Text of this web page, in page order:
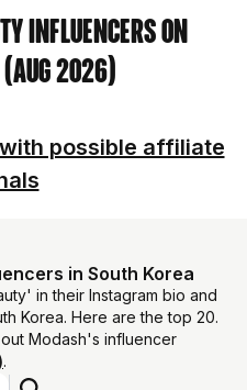
Influencers on
2026)
possible affiliate
in South Korea
in their Instagram bio and
Korea. Here are the top 20.
Modash's influencer
.